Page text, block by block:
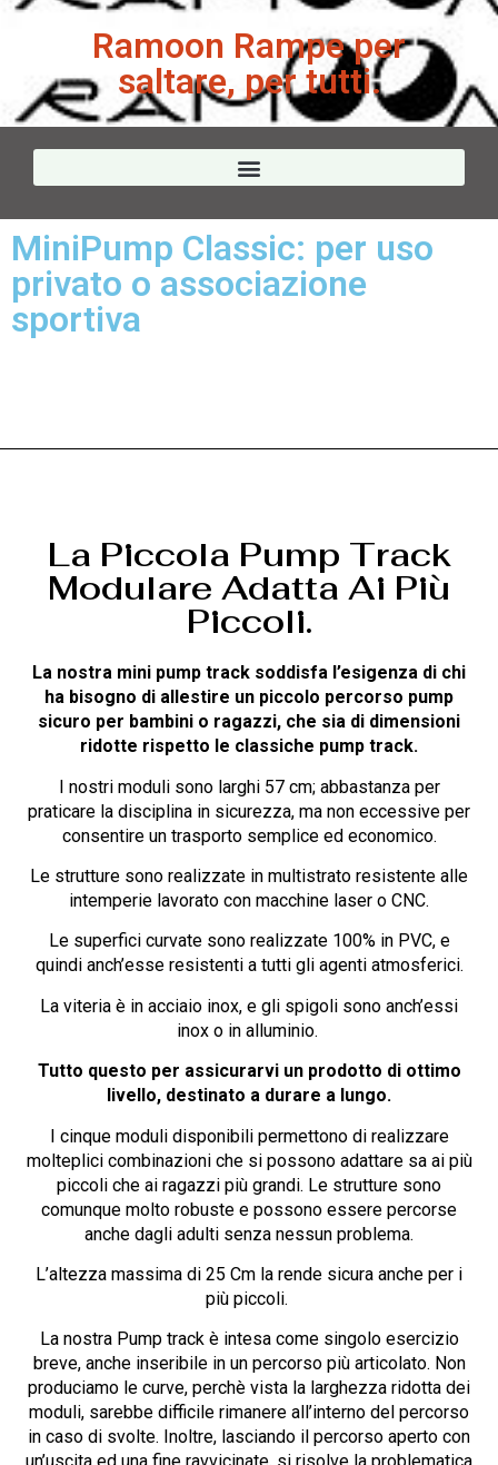
Ramoon Rampe per
saltare, per tutti.
MiniPump Classic: per uso
privato o associazione
sportiva
La Piccola Pump Track
Modulare Adatta Ai Più
Piccoli.
La nostra mini pump track soddisfa l’esigenza di chi
ha bisogno di allestire un piccolo percorso pump
sicuro per bambini o ragazzi, che sia di dimensioni
ridotte rispetto le classiche pump track.
I nostri moduli sono larghi 57 cm; abbastanza per
praticare la disciplina in sicurezza, ma non eccessive per
consentire un trasporto semplice ed economico.
Le strutture sono realizzate in multistrato resistente alle
intemperie lavorato con macchine laser o CNC.
Le superfici curvate sono realizzate 100% in PVC, e
quindi anch’esse resistenti a tutti gli agenti atmosferici.
La viteria è in acciaio inox, e gli spigoli sono anch’essi
inox o in alluminio.
Tutto questo per assicurarvi un prodotto di ottimo
livello, destinato a durare a lungo.
I cinque moduli disponibili permettono di realizzare
molteplici combinazioni che si possono adattare sa ai più
piccoli che ai ragazzi più grandi. Le strutture sono
comunque molto robuste e possono essere percorse
anche dagli adulti senza nessun problema.
L’altezza massima di 25 Cm la rende sicura anche per i
più piccoli.
La nostra Pump track è intesa come singolo esercizio
breve, anche inseribile in un percorso più articolato. Non
produciamo le curve, perchè vista la larghezza ridotta dei
moduli, sarebbe difficile rimanere all’interno del percorso
in caso di svolte. Inoltre, lasciando il percorso aperto con